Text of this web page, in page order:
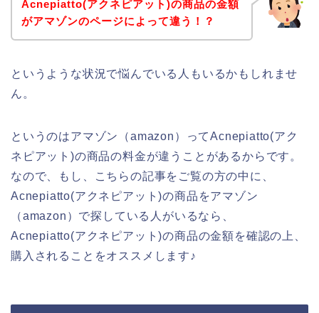
Acnepiatto(アクネピアット)の商品の金額
がアマゾンのページによって違う！？
というような状況で悩んでいる人もいるかもしれませ
ん。
というのはアマゾン（amazon）ってAcnepiatto(アク
ネピアット)の商品の料金が違うことがあるからです。
なので、もし、こちらの記事をご覧の方の中に、
Acnepiatto(アクネピアット)の商品をアマゾン
（amazon）で探している人がいるなら、
Acnepiatto(アクネピアット)の商品の金額を確認の上、
購入されることをオススメします♪